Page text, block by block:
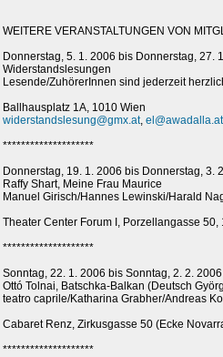
WEITERE VERANSTALTUNGEN VON
Donnerstag, 5. 1. 2006 bis Donnerstag, 27.
Widerstandslesungen
Lesende/ZuhörerInnen sind jederzeit
Ballhausplatz 1A, 1010 Wien
widerstandslesung@gmx.at, el@awadalla.at
********************
Donnerstag, 19. 1. 2006 bis Donnerstag, 3.
Raffy Shart, Meine Frau Maurice
Manuel Girisch/Hannes Lewinski/Harald
Theater Center Forum I, Porzellangasse 50,
********************
Sonntag, 22. 1. 2006 bis Sonntag, 2. 2.
Ottó Tolnai, Batschka-Balkan (Deutsch
teatro caprile/Katharina Grabher/Andreas
Cabaret Renz, Zirkusgasse 50 (Ecke
********************